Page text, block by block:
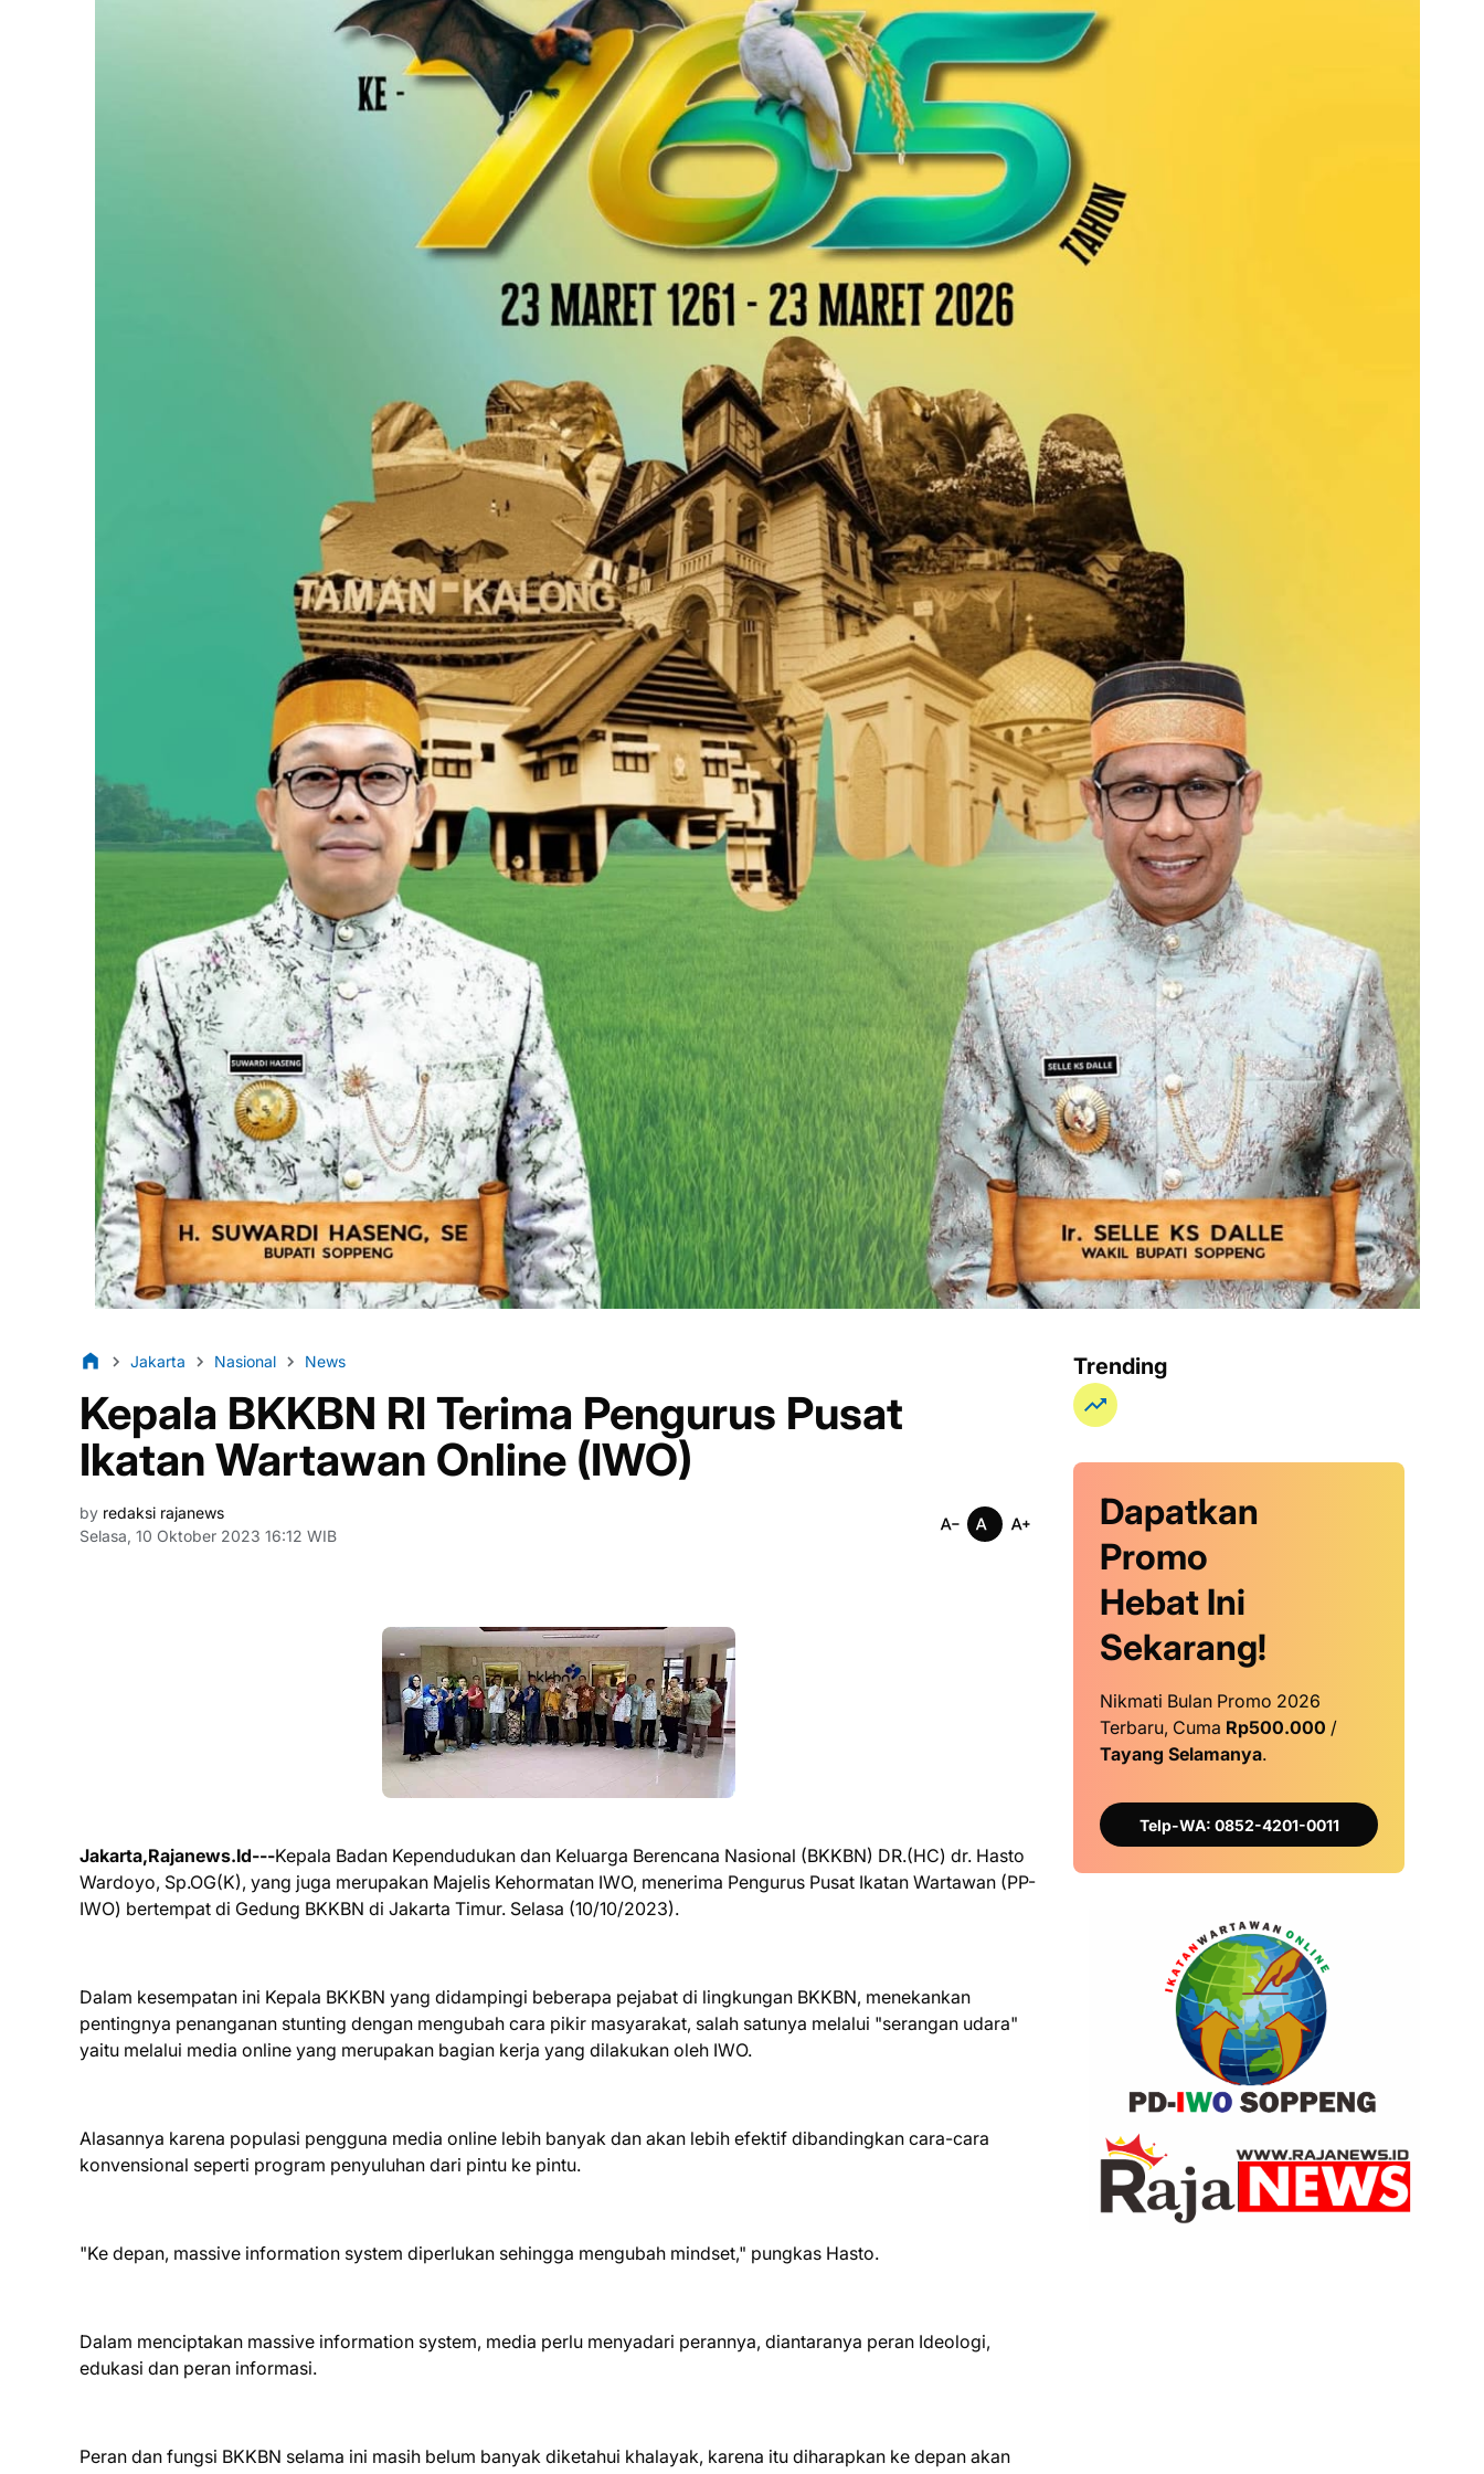
Jakarta Nasional News
Kepala BKKBN RI Terima Pengurus Pusat
Ikatan Wartawan Online (IWO)
by redaksi rajanews
Selasa, 10 Oktober 2023 16:12 WIB
Jakarta,Rajanews.Id---Kepala Badan Kependudukan dan Keluarga Berencana Nasional (BKKBN) DR.(HC) dr. Hasto
Wardoyo, Sp.OG(K), yang juga merupakan Majelis Kehormatan IWO, menerima Pengurus Pusat Ikatan Wartawan (PP-
IWO) bertempat di Gedung BKKBN di Jakarta Timur. Selasa (10/10/2023).
Dalam kesempatan ini Kepala BKKBN yang didampingi beberapa pejabat di lingkungan BKKBN, menekankan
pentingnya penanganan stunting dengan mengubah cara pikir masyarakat, salah satunya melalui "serangan udara"
yaitu melalui media online yang merupakan bagian kerja yang dilakukan oleh IWO.
Alasannya karena populasi pengguna media online lebih banyak dan akan lebih efektif dibandingkan cara-cara
konvensional seperti program penyuluhan dari pintu ke pintu.
"Ke depan, massive information system diperlukan sehingga mengubah mindset," pungkas Hasto.
Dalam menciptakan massive information system, media perlu menyadari perannya, diantaranya peran Ideologi,
edukasi dan peran informasi.
Peran dan fungsi BKKBN selama ini masih belum banyak diketahui khalayak, karena itu diharapkan ke depan akan
Trending
Dapatkan
Promo
Hebat Ini
Sekarang!
Nikmati Bulan Promo 2026
Terbaru, Cuma Rp500.000 /
Tayang Selamanya.
Telp-WA: 0852-4201-0011